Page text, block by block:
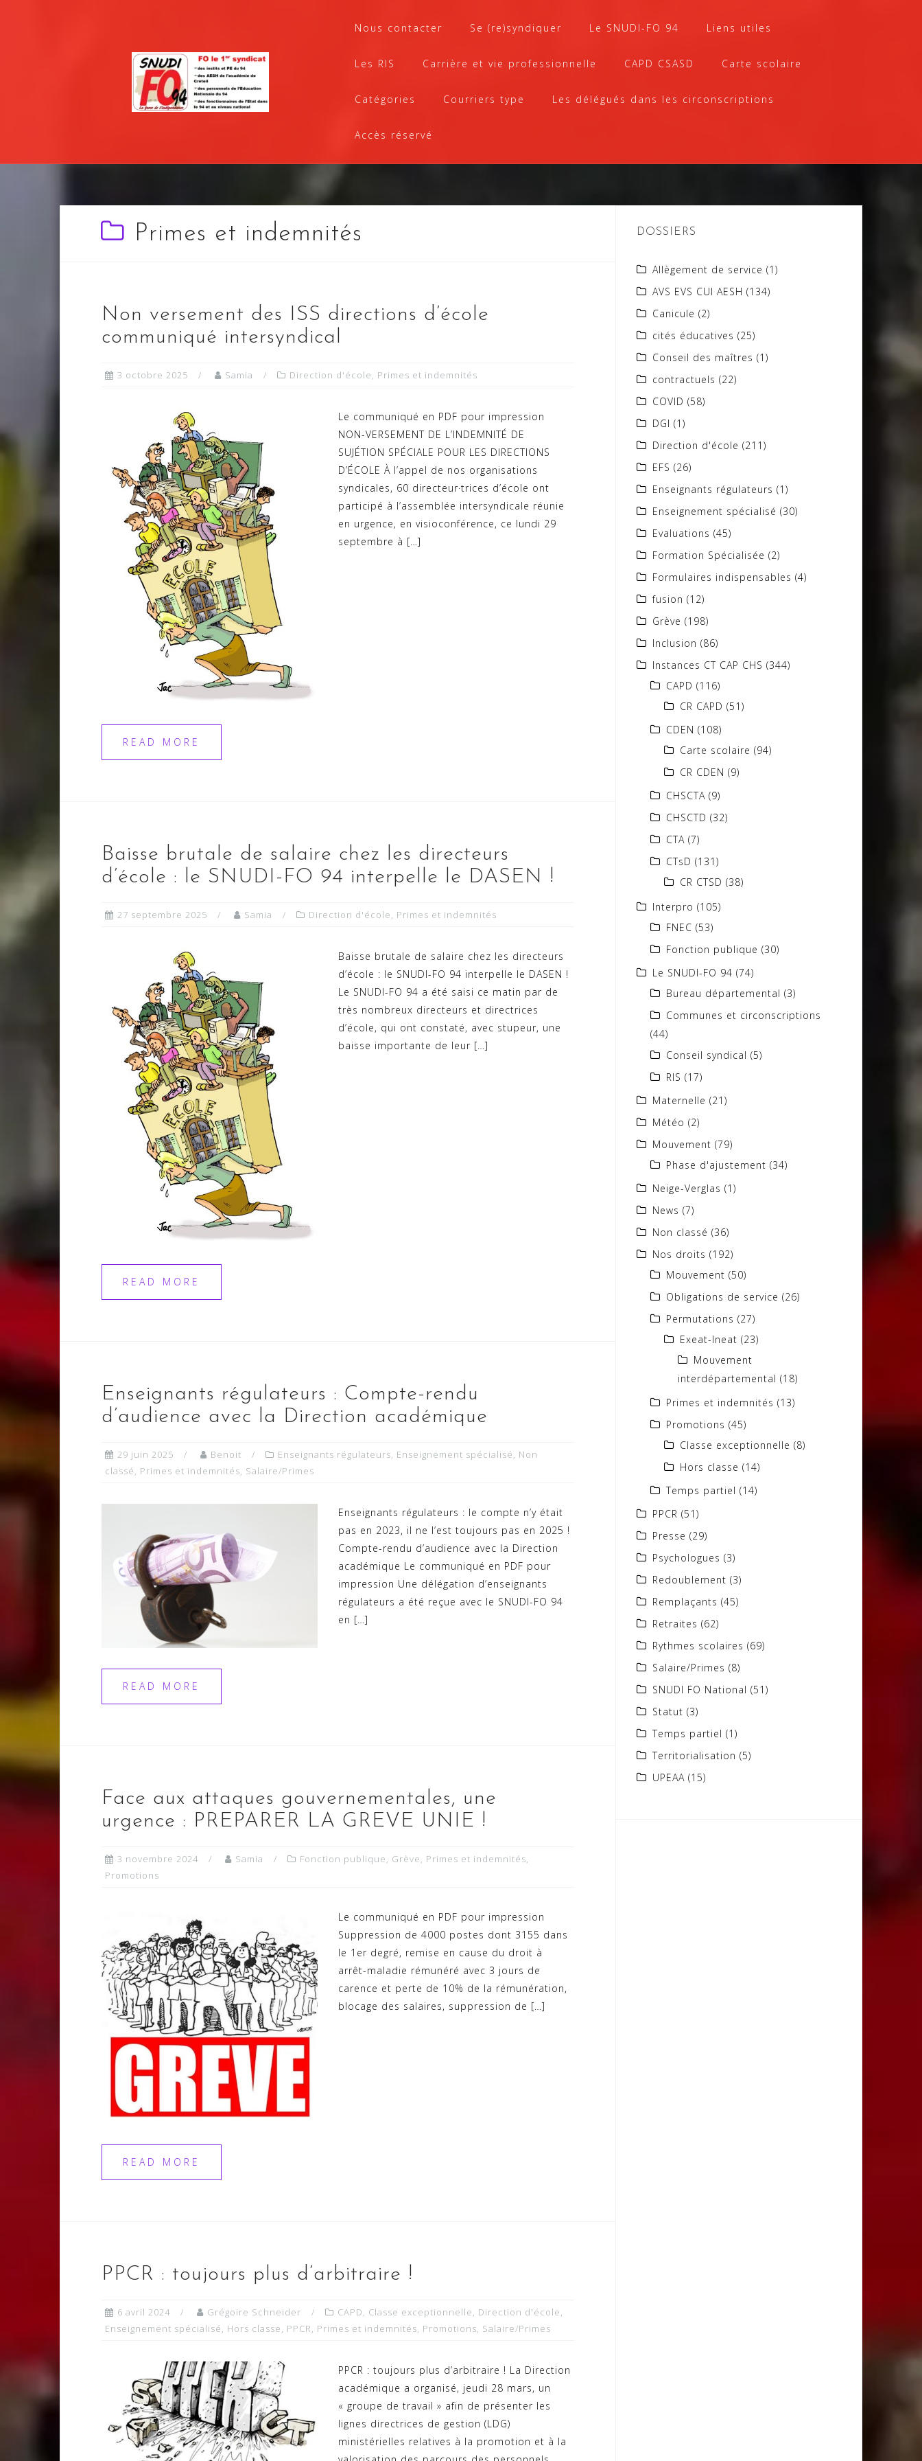
Nous contacter Se (re)syndiquer Le SNUDI-FO 94 Liens utiles
Les RIS Carrière et vie professionnelle CAPD CSASD Carte scolaire
Catégories Courriers type Les délégués dans les circonscriptions
Accès réservé
Primes et indemnités
Non versement des ISS directions d’école
communiqué intersyndical
3 octobre 2025 Samia Direction d'école, Primes et indemnités
Le communiqué en PDF pour impression
NON-VERSEMENT DE L’INDEMNITÉ DE
SUJÉTION SPÉCIALE POUR LES DIRECTIONS
D’ÉCOLE À l’appel de nos organisations
syndicales, 60 directeur·trices d’école ont
participé à l’assemblée intersyndicale réunie
en urgence, en visioconférence, ce lundi 29
septembre à […]
READ MORE
Baisse brutale de salaire chez les directeurs
d’école : le SNUDI-FO 94 interpelle le DASEN !
27 septembre 2025 Samia Direction d'école, Primes et indemnités
Baisse brutale de salaire chez les directeurs
d’école : le SNUDI-FO 94 interpelle le DASEN !
Le SNUDI-FO 94 a été saisi ce matin par de
très nombreux directeurs et directrices
d’école, qui ont constaté, avec stupeur, une
baisse importante de leur […]
READ MORE
Enseignants régulateurs : Compte-rendu
d’audience avec la Direction académique
29 juin 2025 Benoit Enseignants régulateurs, Enseignement spécialisé, Non
classé, Primes et indemnités, Salaire/Primes
Enseignants régulateurs : le compte n’y était
pas en 2023, il ne l’est toujours pas en 2025 !
Compte-rendu d’audience avec la Direction
académique Le communiqué en PDF pour
impression Une délégation d’enseignants
régulateurs a été reçue avec le SNUDI-FO 94
en […]
READ MORE
Face aux attaques gouvernementales, une
urgence : PREPARER LA GREVE UNIE !
3 novembre 2024 Samia Fonction publique, Grève, Primes et indemnités,
Promotions
Le communiqué en PDF pour impression
Suppression de 4000 postes dont 3155 dans
le 1er degré, remise en cause du droit à
arrêt-maladie rémunéré avec 3 jours de
carence et perte de 10% de la rémunération,
blocage des salaires, suppression de […]
READ MORE
PPCR : toujours plus d’arbitraire !
6 avril 2024 Grégoire Schneider CAPD, Classe exceptionnelle, Direction d'école,
Enseignement spécialisé, Hors classe, PPCR, Primes et indemnités, Promotions, Salaire/Primes
PPCR : toujours plus d’arbitraire ! La Direction
académique a organisé, jeudi 28 mars, un
« groupe de travail » afin de présenter les
lignes directrices de gestion (LDG)
ministérielles relatives à la promotion et à la
DOSSIERS
Allègement de service (1)
AVS EVS CUI AESH (134)
Canicule (2)
cités éducatives (25)
Conseil des maîtres (1)
contractuels (22)
COVID (58)
DGI (1)
Direction d'école (211)
EFS (26)
Enseignants régulateurs (1)
Enseignement spécialisé (30)
Evaluations (45)
Formation Spécialisée (2)
Formulaires indispensables (4)
fusion (12)
Grève (198)
Inclusion (86)
Instances CT CAP CHS (344)
CAPD (116)
CR CAPD (51)
CDEN (108)
Carte scolaire (94)
CR CDEN (9)
CHSCTA (9)
CHSCTD (32)
CTA (7)
CTsD (131)
CR CTSD (38)
Interpro (105)
FNEC (53)
Fonction publique (30)
Le SNUDI-FO 94 (74)
Bureau départemental (3)
Communes et circonscriptions
(44)
Conseil syndical (5)
RIS (17)
Maternelle (21)
Météo (2)
Mouvement (79)
Phase d'ajustement (34)
Neige-Verglas (1)
News (7)
Non classé (36)
Nos droits (192)
Mouvement (50)
Obligations de service (26)
Permutations (27)
Exeat-Ineat (23)
Mouvement
interdépartemental (18)
Primes et indemnités (13)
Promotions (45)
Classe exceptionnelle (8)
Hors classe (14)
Temps partiel (14)
PPCR (51)
Presse (29)
Psychologues (3)
Redoublement (3)
Remplaçants (45)
Retraites (62)
Rythmes scolaires (69)
Salaire/Primes (8)
SNUDI FO National (51)
Statut (3)
Temps partiel (1)
Territorialisation (5)
UPEAA (15)